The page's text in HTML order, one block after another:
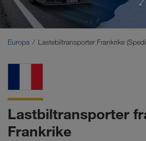
Midtøsten
Europa Lastebiltransporter Frankrike
Lastbiltransporter
Frankrike